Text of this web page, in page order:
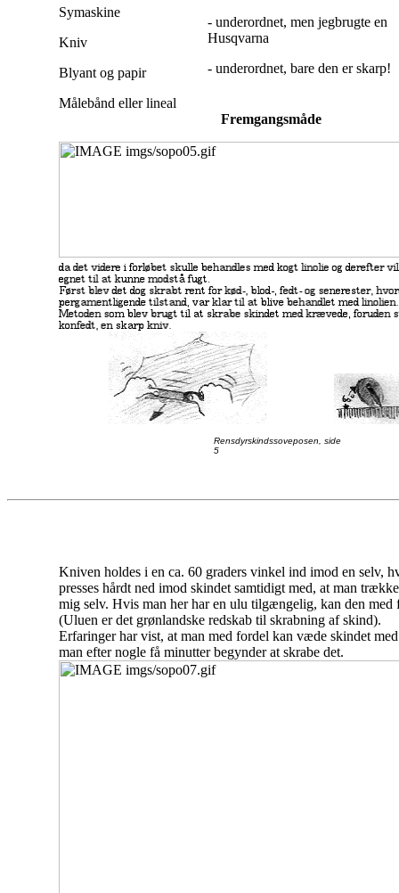
Symaskine
Kniv
Blyant og papir
Målebånd eller lineal
- underordnet, men jegbrugte en
Husqvarna
- underordnet, bare den er skarp!
Fremgangsmåde
Rensdyrskindssoveposen, side
5
Kniven holdes i en ca. 60 graders vinkel ind imod en selv,
presses hårdt ned imod skindet samtidigt med, at man
mig selv. Hvis man her har en ulu tilgængelig, kan den med
(Uluen er det grønlandske redskab til skrabning af skind).
Erfaringer har vist, at man med fordel kan væde skindet
man efter nogle få minutter begynder at skrabe det.